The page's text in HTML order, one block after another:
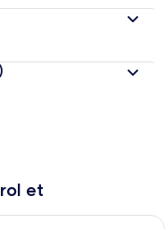
et
- Ağu 11
için müsaitliği kontrol et